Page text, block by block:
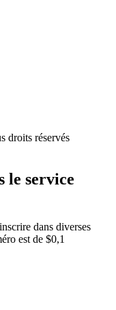
droits réservés
le service
dans diverses
est de $0,1